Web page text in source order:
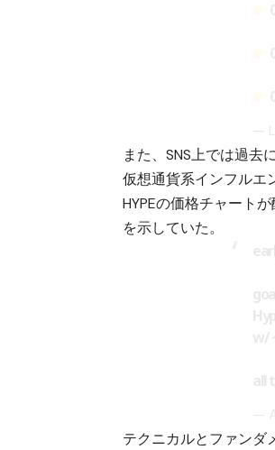
また、SNS上では過去
仮想通貨系インフルエ
HYPEの価格チャート
を示していた。
テクニカルとファンダ